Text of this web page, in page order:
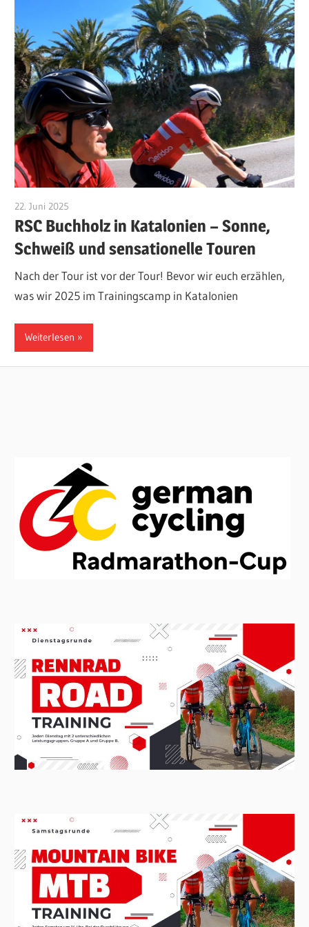
22. Juni 2025
RSC Buchholz in Katalonien – Sonne,
Schweiß und sensationelle Touren
Nach der Tour ist vor der Tour! Bevor wir euch erzählen,
was wir 2025 im Trainingscamp in Katalonien
Weiterlesen